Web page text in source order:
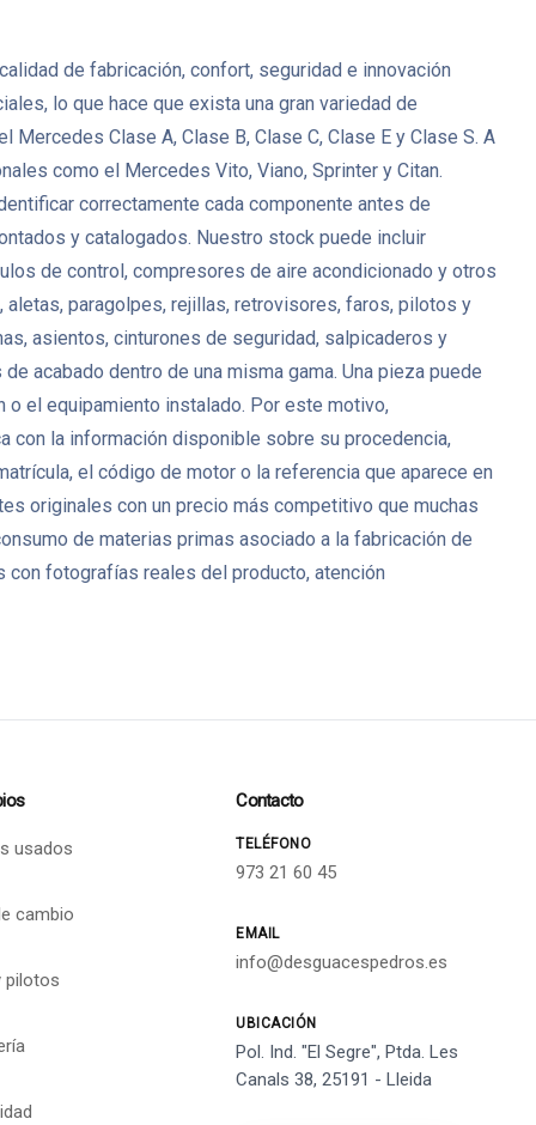
de fabricación, confort, seguridad e innovación
lo que hace que exista una gran variedad de
Clase A, Clase B, Clase C, Clase E y Clase S. A
como el Mercedes Vito, Viano, Sprinter y Citan.
correctamente cada componente antes de
y catalogados. Nuestro stock puede incluir
de control, compresores de aire acondicionado y otros
paragolpes, rejillas, retrovisores, faros, pilotos y
asientos, cinturones de seguridad, salpicaderos y
acabado dentro de una misma gama. Una pieza puede
o el equipamiento instalado. Por este motivo,
con la información disponible sobre su procedencia,
el código de motor o la referencia que aparece en
originales con un precio más competitivo que muchas
de materias primas asociado a la fabricación de
con fotografías reales del producto, atención
usados
cambio
pilotos
Contacto
TELÉFONO
973 21 60 45
EMAIL
info@desguacespedros.es
UBICACIÓN
Pol. Ind. "El Segre", Ptda. Les
Canals 38, 25191 - Lleida